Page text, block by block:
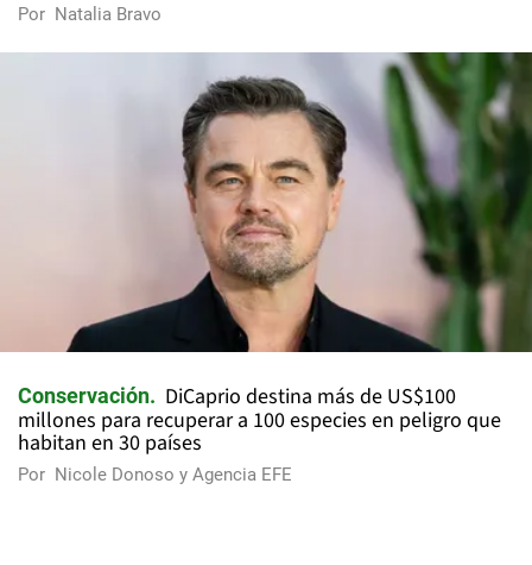
Por Natalia Bravo
Conservación
DiCaprio destina más de US$100
millones para recuperar a 100 especies en peligro que
habitan en 30 países
Por Nicole Donoso y Agencia EFE